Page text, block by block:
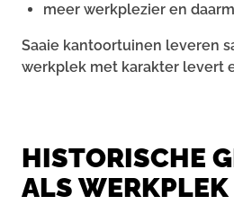
meer werkplezier en
Saaie kantoortuinen leveren
werkplek met karakter levert
HISTORISCHE
ALS WERKPLEK